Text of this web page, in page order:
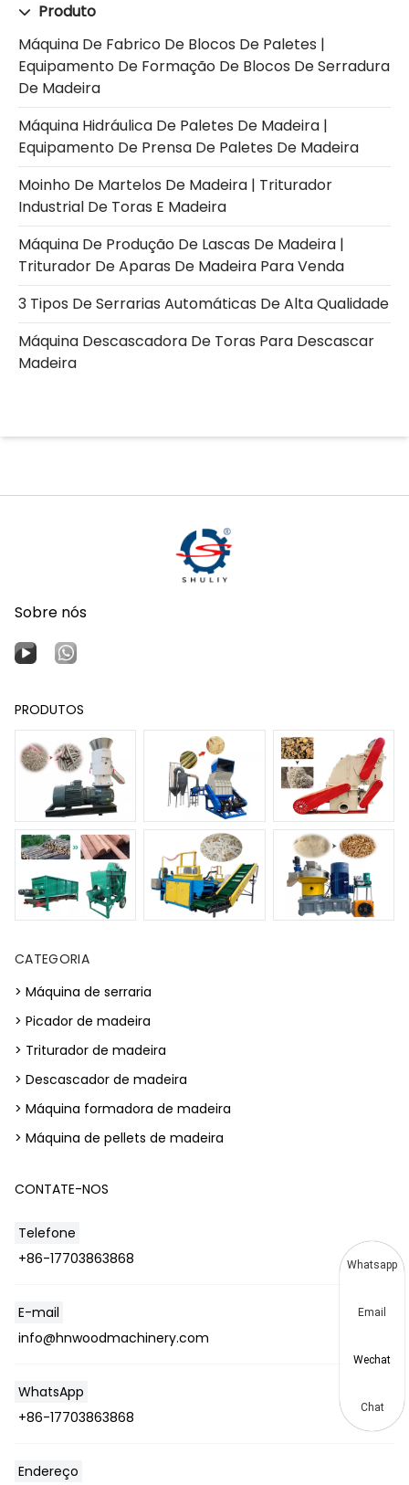
Produto
Máquina De Fabrico De Blocos De Paletes |
Equipamento De Formação De Blocos De Serradura
De Madeira
Máquina Hidráulica De Paletes De Madeira |
Equipamento De Prensa De Paletes De Madeira
Moinho De Martelos De Madeira | Triturador
Industrial De Toras E Madeira
Máquina De Produção De Lascas De Madeira |
Triturador De Aparas De Madeira Para Venda
3 Tipos De Serrarias Automáticas De Alta Qualidade
Máquina Descascadora De Toras Para Descascar
Madeira
Sobre nós
PRODUTOS
CATEGORIA
> Máquina de serraria
> Picador de madeira
> Triturador de madeira
> Descascador de madeira
> Máquina formadora de madeira
> Máquina de pellets de madeira
CONTATE-NOS
Telefone
+86-17703863868
E-mail
info@hnwoodmachinery.com
WhatsApp
+86-17703863868
Endereço
Whatsapp
Email
Wechat
Chat